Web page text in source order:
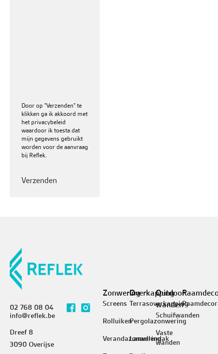
Door op "Verzenden" te
klikken ga ik akkoord met
het privacybeleid
waardoor ik toesta dat
mijn gegevens gebruikt
worden voor de aanvraag
bij Reflek.
02 768 08 04
info@reflek.be
Dreef 8
3090 Overijse
Zonwering
Screens
Rolluiken
Verandazonwering
Overkapping
Terrasoverkapping
Pergolazonwering
Lamellendak
Outdoor
wanden
Schuifwanden
Vaste
wanden